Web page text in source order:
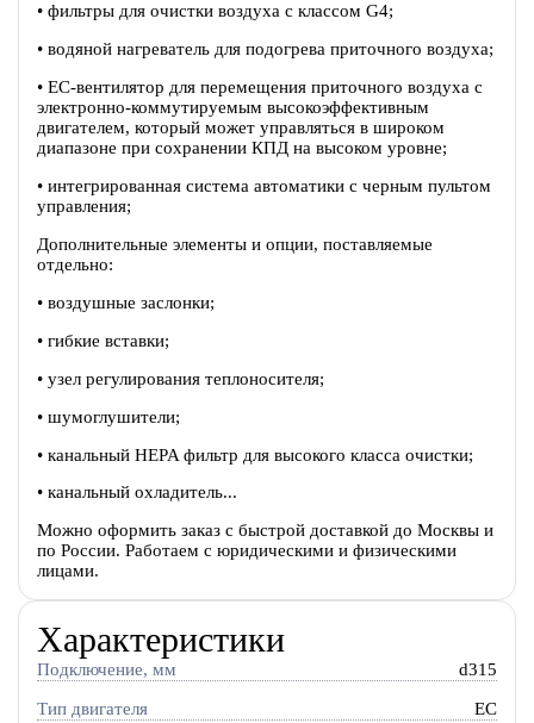
• фильтры для очистки воздуха с классом G4;
• водяной нагреватель для подогрева приточного воздуха;
• EC-вентилятор для перемещения приточного воздуха c
электронно-коммутируемым высокоэффективным
двигателем, который может управляться в широком
диапазоне при сохранении КПД на высоком уровне;
• интегрированная система автоматики с черным пультом
управления;
Дополнительные элементы и опции, поставляемые
отдельно:
• воздушные заслонки;
• гибкие вставки;
• узел регулирования теплоносителя;
• шумоглушители;
• канальный HEPA фильтр для высокого класса очистки;
• канальный охладитель...
Можно оформить заказ с быстрой доставкой до Москвы и
по России. Работаем с юридическими и физическими
лицами.
Характеристики
Подключение, мм d315
Тип двигателя EC